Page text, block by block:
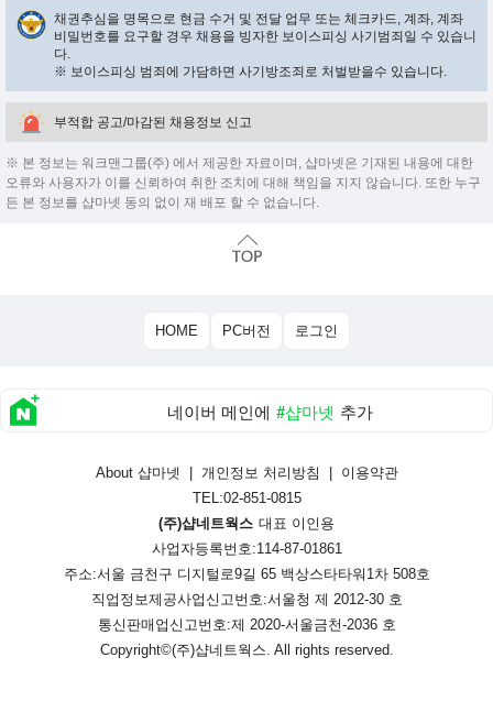
채권추심을 명목으로 현금 수거 및 전달 업무 또는 체크카드, 계좌, 계좌
비밀번호를 요구할 경우 채용을 빙자한 보이스피싱 사기범죄일 수 있습니
다.
※ 보이스피싱 범죄에 가담하면 사기방조죄로 처벌받을수 있습니다.
부적합 공고/마감된 채용정보 신고
※ 본 정보는 워크맨그룹(주) 에서 제공한 자료이며, 샵마넷은 기재된 내용에 대한
오류와 사용자가 이를 신뢰하여 취한 조치에 대해 책임을 지지 않습니다. 또한 누구
든 본 정보를 샵마넷 동의 없이 재 배포 할 수 없습니다.
HOME PC버전 로그인
네이버 메인에 #샵마넷 추가
About 샵마넷 개인정보 처리방침
이용약관
TEL:02-851-0815
(주)샵네트웍스 대표 이인용
사업자등록번호:114-87-01861
주소:서울 금천구 디지털로9길 65 백상스타타워1차 508호
직업정보제공사업신고번호:서울청 제 2012-30 호
통신판매업신고번호:제 2020-서울금천-2036 호
Copyright©(주)샵네트웍스. All rights reserved.